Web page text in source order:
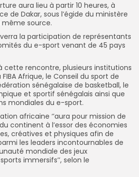
aura lieu à partir 10 heures, à
de Dakar, sous l’égide du ministère
même source.
la participation de représentants
du e-sport venant de 45 pays
cette rencontre, plusieurs institutions
FIBA Afrique, le Conseil du sport de
sénégalaise de basketball, le
et sportif sénégalais ainsi que
mondiales du e-sport.
africaine ‘’aura pour mission de
continent à l’essor des économies
créatives et physiques afin de
les leaders incontournables de
mondiale des jeux
immersifs’’, selon le